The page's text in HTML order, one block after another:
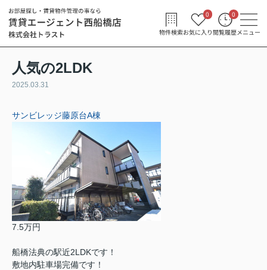
物件検索お気に入り
0
閲覧履歴
0
メニュー
人気の2LDK
2025.03.31
サンビレッジ藤原台A棟
7.5万円
船橋法典の駅近2LDKです！
敷地内駐車場完備です！